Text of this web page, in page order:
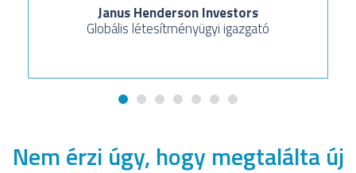
Janus Henderson Investors
Globális létesítményügyi igazgató
Nem érzi úgy, hogy megtalálta új